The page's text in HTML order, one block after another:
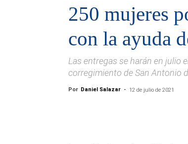
250 mujeres
con la ayuda
Las entregas se harán en julio
corregimiento de San Antonio
Por Daniel Salazar - 12 de julio de 2021